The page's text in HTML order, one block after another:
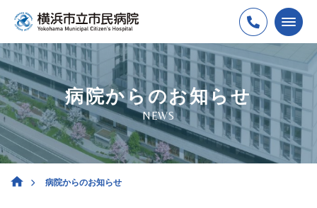
病院からのお知らせ
NEWS
病院からのお知らせ